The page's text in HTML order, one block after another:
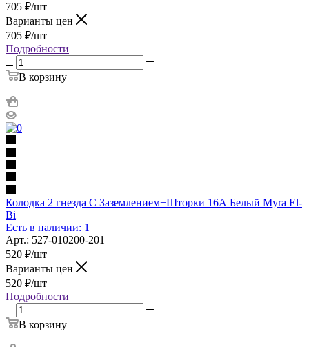
705 ₽/шт
Варианты цен
705 ₽/шт
Подробности
В корзину
Колодка 2 гнезда С Заземлением+Шторки 16А Белый Myra El-
Bi
Есть в наличии: 1
Арт.: 527-010200-201
520 ₽/шт
Варианты цен
520 ₽/шт
Подробности
В корзину